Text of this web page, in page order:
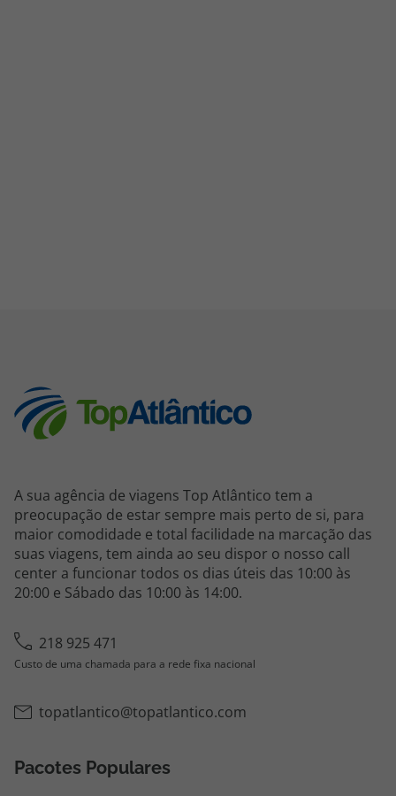
A sua agência de viagens Top Atlântico tem a
preocupação de estar sempre mais perto de si, para
maior comodidade e total facilidade na marcação das
suas viagens, tem ainda ao seu dispor o nosso call
center a funcionar todos os dias úteis das 10:00 às
20:00 e Sábado das 10:00 às 14:00.
218 925 471
Custo de uma chamada para a rede fixa nacional
topatlantico@topatlantico.com
Pacotes Populares